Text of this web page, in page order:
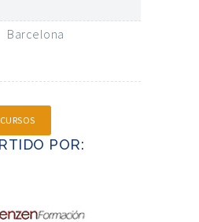
Barcelona
POR: